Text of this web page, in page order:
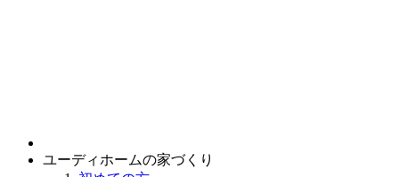
ユーディホームの家づくり